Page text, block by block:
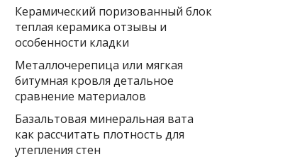
Керамический поризованный блок
теплая керамика отзывы и
особенности кладки
Металлочерепица или мягкая
битумная кровля детальное
сравнение материалов
Базальтовая минеральная вата
как рассчитать плотность для
утепления стен